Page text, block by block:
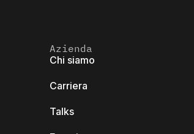
Azienda
Chi siamo
Carriera
Talks